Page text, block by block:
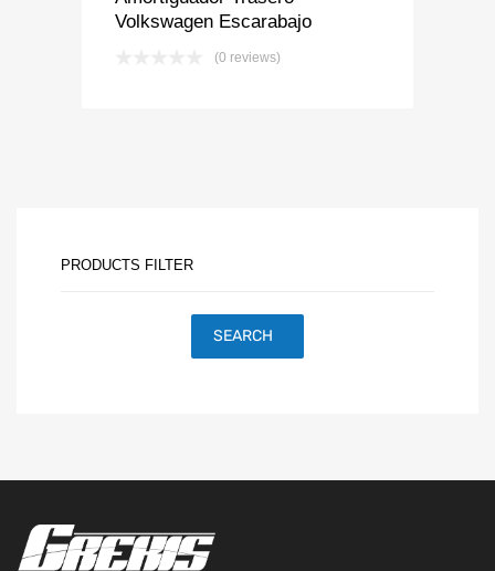
Volkswagen Escarabajo
(0 reviews)
PRODUCTS FILTER
SEARCH